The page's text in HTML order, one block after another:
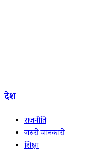
देश
राजनीति
जरुरी जानकारी
शिक्षा